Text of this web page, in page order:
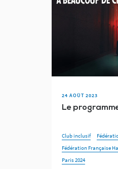
24 AOÛT 2023
Le
Club inclusif
Fédération Française
Paris 2024